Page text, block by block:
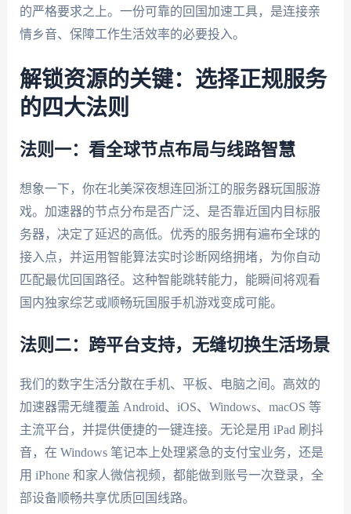
的严格要求之上。一份可靠的回国加速工具，是连接亲
情乡音、保障工作生活效率的必要投入。
解锁资源的关键：选择正规服务
的四大法则
法则一：看全球节点布局与线路智慧
想象一下，你在北美深夜想连回浙江的服务器玩国服游
戏。加速器的节点分布是否广泛、是否靠近国内目标服
务器，决定了延迟的高低。优秀的服务拥有遍布全球的
接入点，并运用智能算法实时诊断网络拥堵，为你自动
匹配最优回国路径。这种智能跳转能力，能瞬间将观看
国内独家综艺或顺畅玩国服手机游戏变成可能。
法则二：跨平台支持，无缝切换生活场景
我们的数字生活分散在手机、平板、电脑之间。高效的
加速器需无缝覆盖 Android、iOS、Windows、macOS 等
主流平台，并提供便捷的一键连接。无论是用 iPad 刷抖
音，在 Windows 笔记本上处理紧急的支付宝业务，还是
用 iPhone 和家人微信视频，都能做到账号一次登录，全
部设备顺畅共享优质回国线路。